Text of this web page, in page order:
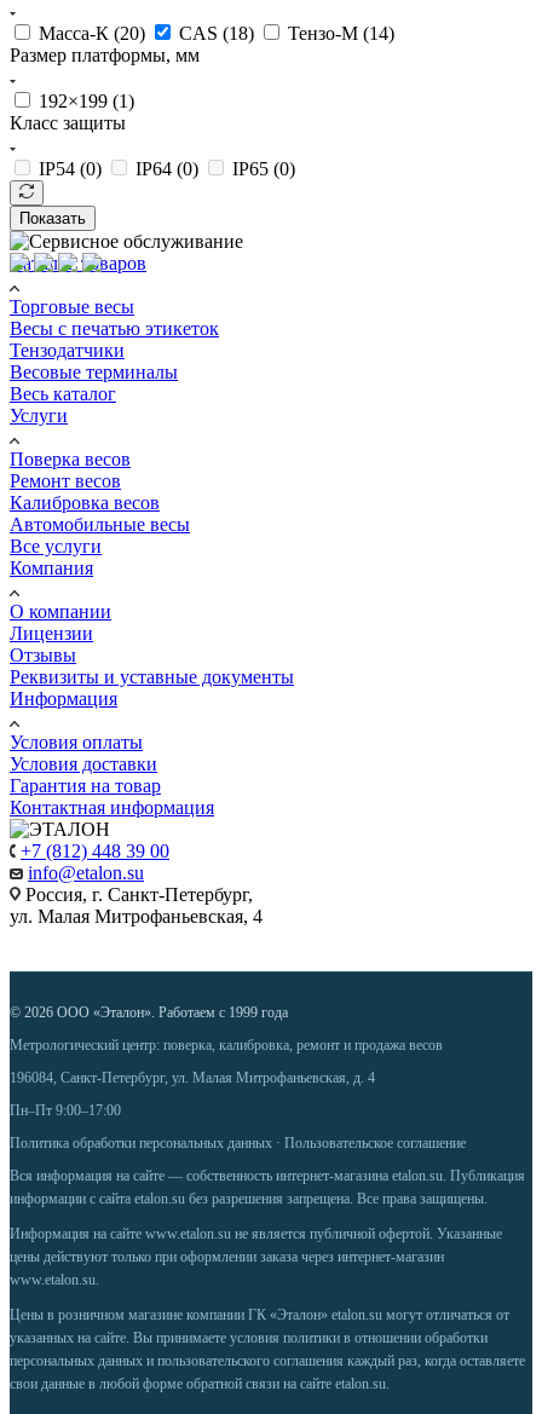
Масса-К (20) CAS (18) Тензо-М (14)
Размер платформы, мм
192×199 (1)
Класс защиты
IP54 (0) IP64 (0) IP65 (0)
Показать
Каталог товаров
Торговые весы
Весы с печатью этикеток
Тензодатчики
Весовые терминалы
Весь каталог
Услуги
Поверка весов
Ремонт весов
Калибровка весов
Автомобильные весы
Все услуги
Компания
О компании
Лицензии
Отзывы
Реквизиты и уставные документы
Информация
Условия оплаты
Условия доставки
Гарантия на товар
Контактная информация
+7 (812) 448 39 00
info@etalon.su
Россия, г. Санкт-Петербург,
ул. Малая Митрофаньевская, 4
© 2026 ООО «Эталон». Работаем с 1999 года
Метрологический центр: поверка, калибровка, ремонт и продажа весов
196084, Санкт-Петербург, ул. Малая Митрофаньевская, д. 4
Пн–Пт 9:00–17:00
Политика обработки персональных данных · Пользовательское соглашение
Вся информация на сайте — собственность интернет-магазина etalon.su. Публикация
информации с сайта etalon.su без разрешения запрещена. Все права защищены.
Информация на сайте www.etalon.su не является публичной офертой. Указанные
цены действуют только при оформлении заказа через интернет-магазин
www.etalon.su.
Цены в розничном магазине компании ГК «Эталон» etalon.su могут отличаться от
указанных на сайте. Вы принимаете условия политики в отношении обработки
персональных данных и пользовательского соглашения каждый раз, когда оставляете
свои данные в любой форме обратной связи на сайте etalon.su.